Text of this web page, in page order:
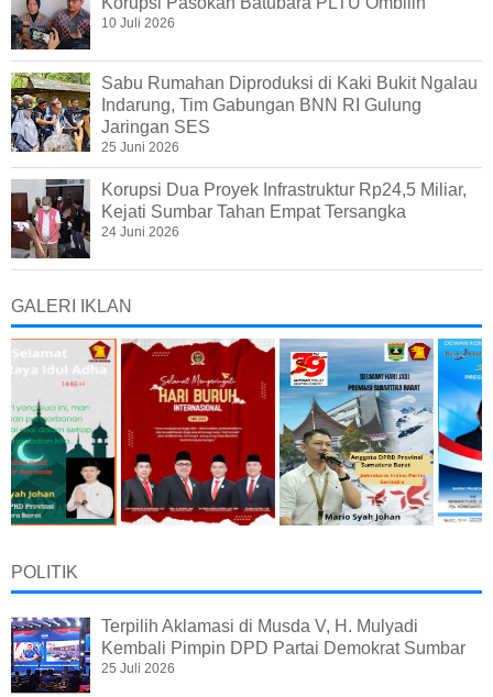
10 Juli 2026
Sabu Rumahan Diproduksi di Kaki Bukit Ngalau
Indarung, Tim Gabungan BNN RI Gulung
Jaringan SES
25 Juni 2026
Korupsi Dua Proyek Infrastruktur Rp24,5 Miliar,
Kejati Sumbar Tahan Empat Tersangka
24 Juni 2026
GALERI IKLAN
POLITIK
Terpilih Aklamasi di Musda V, H. Mulyadi
Kembali Pimpin DPD Partai Demokrat Sumbar
25 Juli 2026